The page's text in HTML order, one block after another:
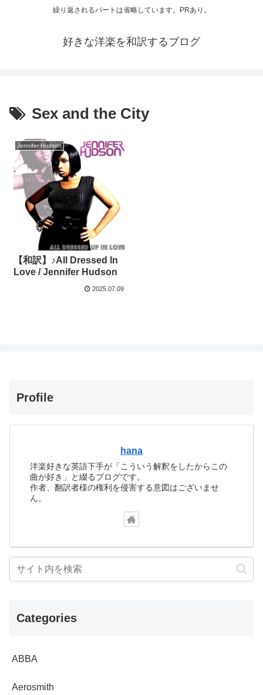
繰り返されるパートは省略しています。PRあり。
好きな洋楽を和訳するブログ
Sex and the City
Jennifer Hudson
【和訳】♪All Dressed In
Love / Jennifer Hudson
2025.07.09
Profile
hana
洋楽好きな英語下手が「こういう解釈をしたからこの
曲が好き」と綴るブログです。
作者、翻訳者様の権利を侵害する意図はございませ
ん。
Categories
ABBA
Aerosmith